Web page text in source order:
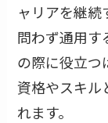
ャリアを継続
問わず通用す
の際に役立つ
資格やスキル
れます。